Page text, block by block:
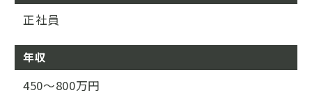
正社員
年収
450～800万円